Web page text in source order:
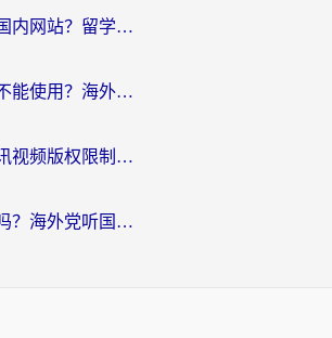
在国外如何浏览国内网站？留学生&海外华人的无缝访问指南
人人视频该地区不能使用？海外党追剧看片的终极解决方案来了
海外党必看：腾讯视频版权限制怎么破？3步让你轻松追剧
国外可以用豆瓣吗？海外党听国内音乐听书的实用指南